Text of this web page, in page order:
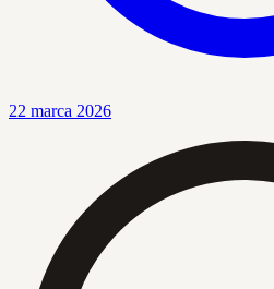
22 marca 2026